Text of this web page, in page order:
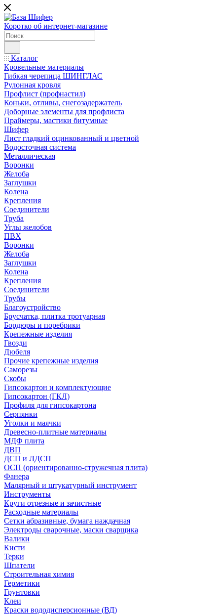
Коротко об интернет-магазине
Каталог
Кровельные материалы
Гибкая черепица ШИНГЛАС
Рулонная кровля
Профлист (профнастил)
Коньки, отливы, снегозадержатель
Доборные элементы для профлиста
Праймеры, мастики битумные
Шифер
Лист гладкий оцинкованный и цветной
Водосточная система
Металлическая
Воронки
Желоба
Заглушки
Колена
Крепления
Соединители
Труба
Углы желобов
ПВХ
Воронки
Желоба
Заглушки
Колена
Крепления
Соединители
Трубы
Благоустройство
Брусчатка, плитка тротуарная
Бордюры и поребрики
Крепежные изделия
Гвозди
Дюбеля
Прочие крепежные изделия
Саморезы
Скобы
Гипсокартон и комплектующие
Гипсокартон (ГКЛ)
Профиля для гипсокартона
Серпянки
Уголки и маячки
Древесно-плитные материалы
МДФ плита
ДВП
ДСП и ЛДСП
ОСП (ориентированно-стружечная плита)
Фанера
Малярный и штукатурный инструмент
Инструменты
Круги отрезные и зачистные
Расходные материалы
Сетки абразивные, бумага наждачная
Электроды сварочные, маски сварщика
Валики
Кисти
Терки
Шпатели
Строительная химия
Герметики
Грунтовки
Клеи
Краски вододисперсионные (ВД)